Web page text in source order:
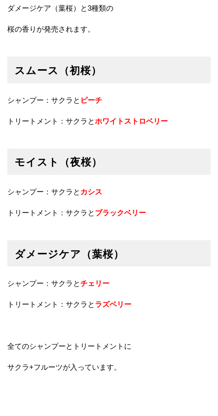
ダメージケア（葉桜）と3種類の
桜の香りが発売されます。
スムース（初桜）
シャンプー：サクラと ピーチ
トリートメント：サクラとホワイトストロベリー
モイスト（夜桜）
シャンプー：サクラと カシス
トリートメント：サクラと ブラックベリー
ダメージケア（葉桜）
シャンプー：サクラとチェリー
トリートメント：サクラと ラズベリー
全てのシャンプーとトリートメントに
サクラ+フルーツが入っています。